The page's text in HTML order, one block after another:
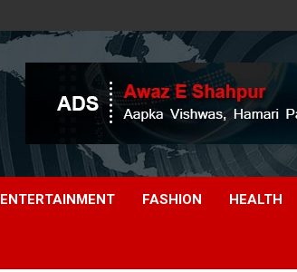
ENTERTAINMENT FASHION HEALTH